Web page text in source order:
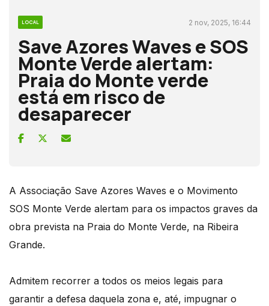
LOCAL 2 nov, 2025, 16:44
Save Azores Waves e SOS
Monte Verde alertam:
Praia do Monte verde
está em risco de
desaparecer
A Associação Save Azores Waves e o Movimento
SOS Monte Verde alertam para os impactos graves da
obra prevista na Praia do Monte Verde, na Ribeira
Grande.
Admitem recorrer a todos os meios legais para
garantir a defesa daquela zona e, até, impugnar o